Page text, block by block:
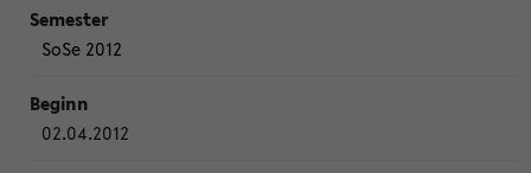
SoSe 2012
02.04.2012